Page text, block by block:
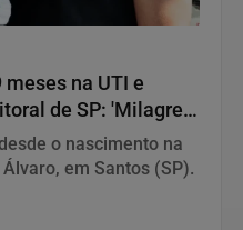
meses na UTI e
de SP: 'Milagre',
o nascimento na
em Santos (SP).